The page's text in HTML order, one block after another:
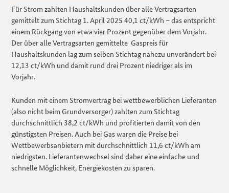
Für Strom zahlten Haushaltskunden über alle Vertragsarten
gemittelt zum Stichtag 1. April 2025 40,1 ct/kWh – das entspricht
einem Rückgang von etwa vier Prozent gegenüber dem Vorjahr.
Der über alle Vertragsarten gemittelte Gaspreis für
Haushaltskunden lag zum selben Stichtag nahezu unverändert bei
12,13 ct/kWh und damit rund drei Prozent niedriger als im
Vorjahr.
Kunden mit einem Stromvertrag bei wettbewerblichen Lieferanten
(also nicht beim Grundversorger) zahlten zum Stichtag
durchschnittlich 38,2 ct/kWh und profitierten damit von den
günstigsten Preisen. Auch bei Gas waren die Preise bei
Wettbewerbsanbietern mit durchschnittlich 11,6 ct/kWh am
niedrigsten. Lieferantenwechsel sind daher eine einfache und
schnelle Möglichkeit, Energiekosten zu sparen.